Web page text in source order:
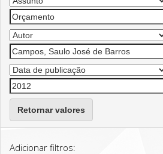
Retornar valores
Adicionar filtros: